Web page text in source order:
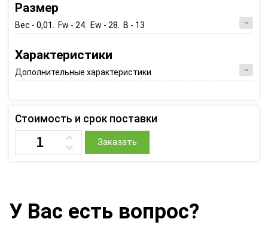
Размер
Вес - 0,01. Fw - 24. Ew - 28. B - 13
Характеристики
Дополнительные характеристики
Стоимость и срок поставки
Заказать
У Вас есть вопрос?